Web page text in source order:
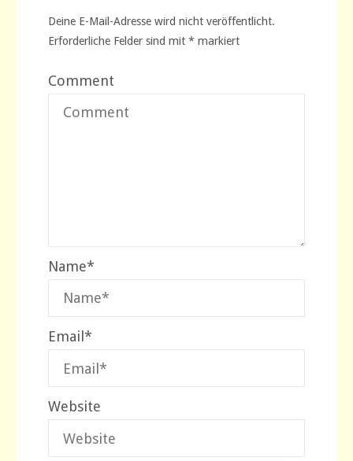
Deine E-Mail-Adresse wird nicht veröffentlicht.
Erforderliche Felder sind mit *markiert
Comment
Name*
Email *
Website